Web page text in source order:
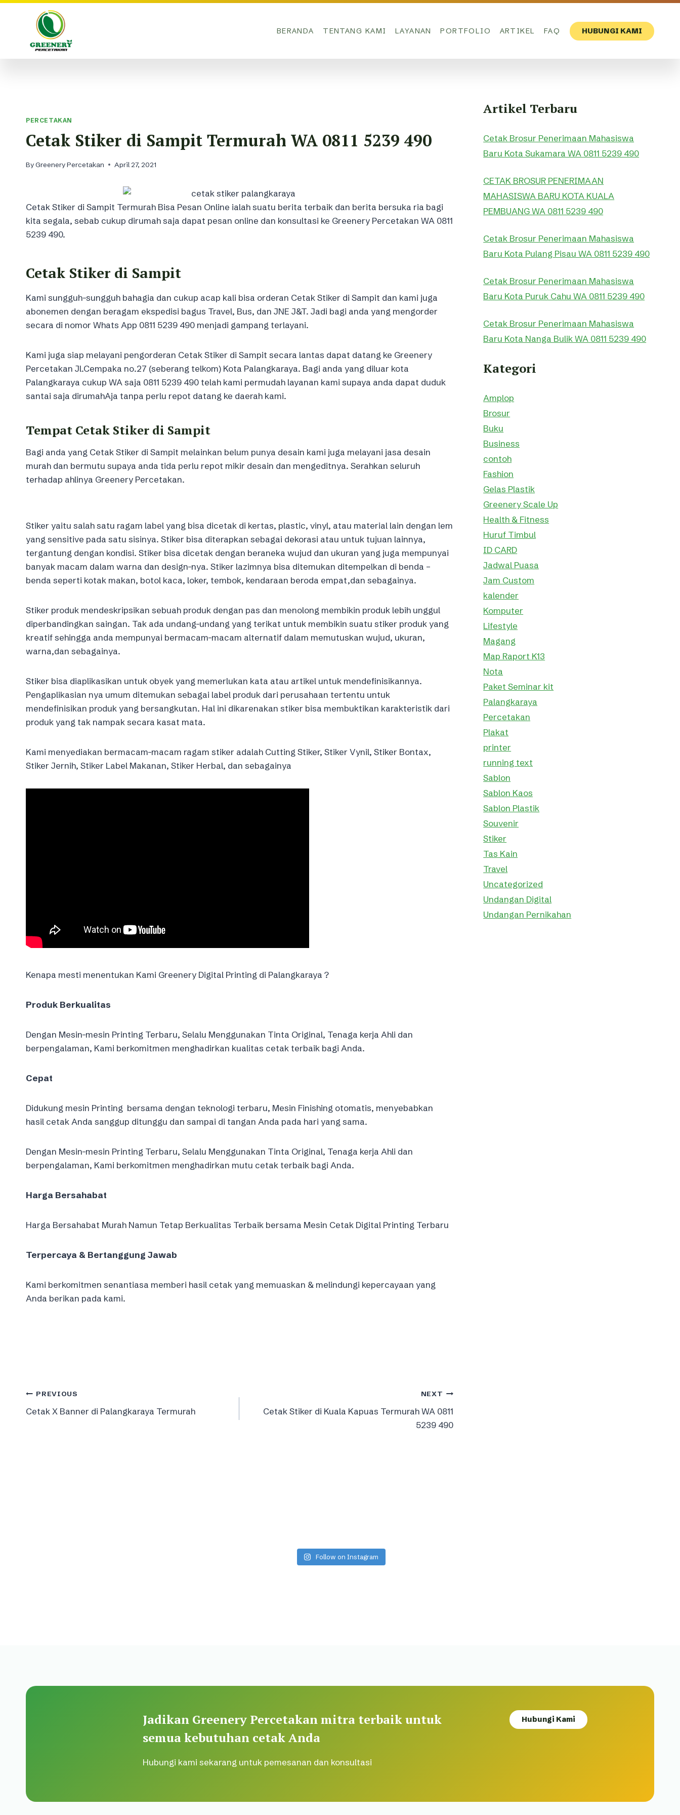
Skip
BERANDA TENTANG KAMI LAYANAN PORTFOLIO ARTIKEL FAQ HUBUNGI KAMI
PERCETAKAN
Cetak Stiker di Sampit Termurah WA 0811 5239 490
ByGreenery Percetakan April 27, 2021
Cetak Stiker di Sampit Termurah Bisa Pesan Online ialah suatu berita terbaik dan berita bersuka ria bagi
kita segala, sebab cukup dirumah saja dapat pesan online dan konsultasi ke Greenery Percetakan WA 0811
5239 490.
Cetak Stiker di Sampit
Kami sungguh-sungguh bahagia dan cukup acap kali bisa orderan Cetak Stiker di Sampit dan kami juga
abonemen dengan beragam ekspedisi bagus Travel, Bus, dan JNE J&T. Jadi bagi anda yang mengorder
secara di nomor Whats App 0811 5239 490 menjadi gampang terlayani.
Kami juga siap melayani pengorderan Cetak Stiker di Sampit secara lantas dapat datang ke Greenery
Percetakan Jl.Cempaka no.27 (seberang telkom) Kota Palangkaraya. Bagi anda yang diluar kota
Palangkaraya cukup WA saja 0811 5239 490 telah kami permudah layanan kami supaya anda dapat duduk
santai saja dirumahAja tanpa perlu repot datang ke daerah kami.
Tempat Cetak Stiker di Sampit
Bagi anda yang Cetak Stiker di Sampit melainkan belum punya desain kami juga melayani jasa desain
murah dan bermutu supaya anda tida perlu repot mikir desain dan mengeditnya. Serahkan seluruh
terhadap ahlinya Greenery Percetakan.
Stiker yaitu salah satu ragam label yang bisa dicetak di kertas, plastic, vinyl, atau material lain dengan lem
yang sensitive pada satu sisinya. Stiker bisa diterapkan sebagai dekorasi atau untuk tujuan lainnya,
tergantung dengan kondisi. Stiker bisa dicetak dengan beraneka wujud dan ukuran yang juga mempunyai
banyak macam dalam warna dan design-nya. Stiker lazimnya bisa ditemukan ditempelkan di benda –
benda seperti kotak makan, botol kaca, loker, tembok, kendaraan beroda empat,dan sebagainya.
Stiker produk mendeskripsikan sebuah produk dengan pas dan menolong membikin produk lebih unggul
diperbandingkan saingan. Tak ada undang-undang yang terikat untuk membikin suatu stiker produk yang
kreatif sehingga anda mempunyai bermacam-macam alternatif dalam memutuskan wujud, ukuran,
warna,dan sebagainya.
Stiker bisa diaplikasikan untuk obyek yang memerlukan kata atau artikel untuk mendefinisikannya.
Pengaplikasian nya umum ditemukan sebagai label produk dari perusahaan tertentu untuk
mendefinisikan produk yang bersangkutan. Hal ini dikarenakan stiker bisa membuktikan karakteristik dari
produk yang tak nampak secara kasat mata.
Kami menyediakan bermacam-macam ragam stiker adalah Cutting Stiker, Stiker Vynil, Stiker Bontax,
Stiker Jernih, Stiker Label Makanan, Stiker Herbal, dan sebagainya
Kenapa mesti menentukan Kami Greenery Digital Printing di Palangkaraya ?
Produk Berkualitas
Dengan Mesin-mesin Printing Terbaru, Selalu Menggunakan Tinta Original, Tenaga kerja Ahli dan
berpengalaman, Kami berkomitmen menghadirkan kualitas cetak terbaik bagi Anda.
Cepat
Didukung mesin Printing bersama dengan teknologi terbaru, Mesin Finishing otomatis, menyebabkan
hasil cetak Anda sanggup ditunggu dan sampai di tangan Anda pada hari yang sama.
Dengan Mesin-mesin Printing Terbaru, Selalu Menggunakan Tinta Original, Tenaga kerja Ahli dan
berpengalaman, Kami berkomitmen menghadirkan mutu cetak terbaik bagi Anda.
Harga Bersahabat
Harga Bersahabat Murah Namun Tetap Berkualitas Terbaik bersama Mesin Cetak Digital Printing Terbaru
Terpercaya & Bertanggung Jawab
Kami berkomitmen senantiasa memberi hasil cetak yang memuaskan & melindungi kepercayaan yang
Anda berikan pada kami.
Post
navigation
PREVIOUS
Cetak X Banner di Palangkaraya Termurah
NEXT
Cetak Stiker di Kuala Kapuas Termurah WA 0811
5239 490
Artikel Terbaru
Cetak Brosur Penerimaan Mahasiswa
Baru Kota Sukamara WA 0811 5239 490
CETAK BROSUR PENERIMAAN
MAHASISWA BARU KOTA KUALA
PEMBUANG WA 0811 5239 490
Cetak Brosur Penerimaan Mahasiswa
Baru Kota Pulang Pisau WA 0811 5239 490
Cetak Brosur Penerimaan Mahasiswa
Baru Kota Puruk Cahu WA 0811 5239 490
Cetak Brosur Penerimaan Mahasiswa
Baru Kota Nanga Bulik WA 0811 5239 490
Kategori
Amplop
Brosur
Buku
Business
contoh
Fashion
Gelas Plastik
Greenery Scale Up
Health & Fitness
Huruf Timbul
ID CARD
Jadwal Puasa
Jam Custom
kalender
Komputer
Lifestyle
Magang
Map Raport K13
Nota
Paket Seminar kit
Palangkaraya
Percetakan
Plakat
printer
running text
Sablon
Sablon Kaos
Sablon Plastik
Souvenir
Stiker
Tas Kain
Travel
Uncategorized
Undangan Digital
Undangan Pernikahan
Follow on Instagram
Jadikan Greenery Percetakan mitra terbaik untuk
semua kebutuhan cetak Anda
Hubungi kami sekarang untuk pemesanan dan konsultasi
Hubungi Kami